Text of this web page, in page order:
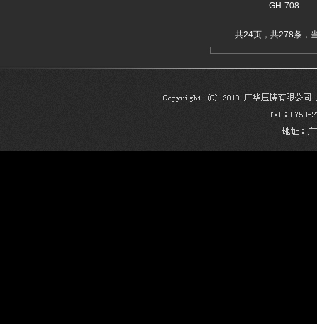
GH-708
共24页，共278条，